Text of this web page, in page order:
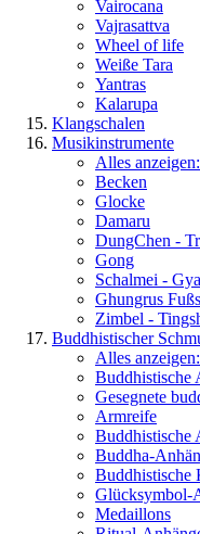
Vairocana
Vajrasattva
Wheel of life
Weiße Tara
Yantras
Kalarupa
Klangschalen
Musikinstrumente
Alles
Becken
Glocke
Damaru
DungChen -
Gong
Schalmei -
Ghungrus
Zimbel -
Buddhistischer
Alles
Buddhistische
Gesegnete
Armreife
Buddhistische
Buddha-
Buddhistische
Glücksymbol-
Medaillons